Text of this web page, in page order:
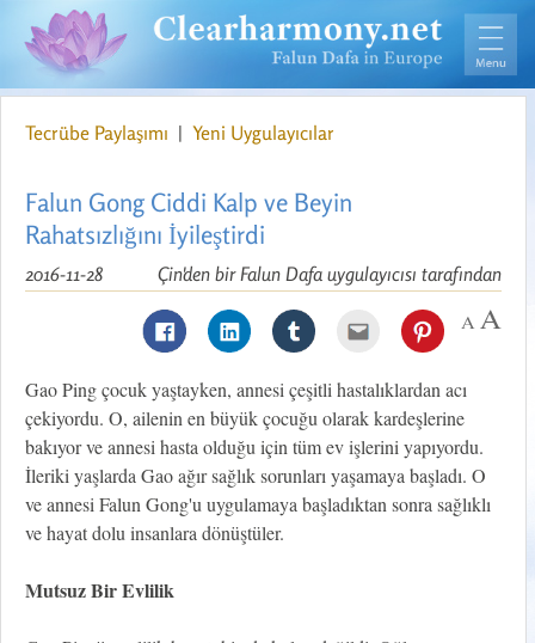
Tecrübe Paylaşımı | Yeni Uygulayıcılar
Falun Gong Ciddi Kalp ve Beyin
Rahatsızlığını İyileştirdi
Çin'den bir Falun Dafa uygulayıcısı tarafından
2016-11-28
Gao Ping çocuk yaştayken, annesi çeşitli hastalıklardan acı
çekiyordu. O, ailenin en büyük çocuğu olarak kardeşlerine
bakıyor ve annesi hasta olduğu için tüm ev işlerini yapıyordu.
İleriki yaşlarda Gao ağır sağlık sorunları yaşamaya başladı. O
ve annesi Falun Gong'u uygulamaya başladıktan sonra sağlıklı
ve hayat dolu insanlara dönüştüler.
Mutsuz Bir Evlilik